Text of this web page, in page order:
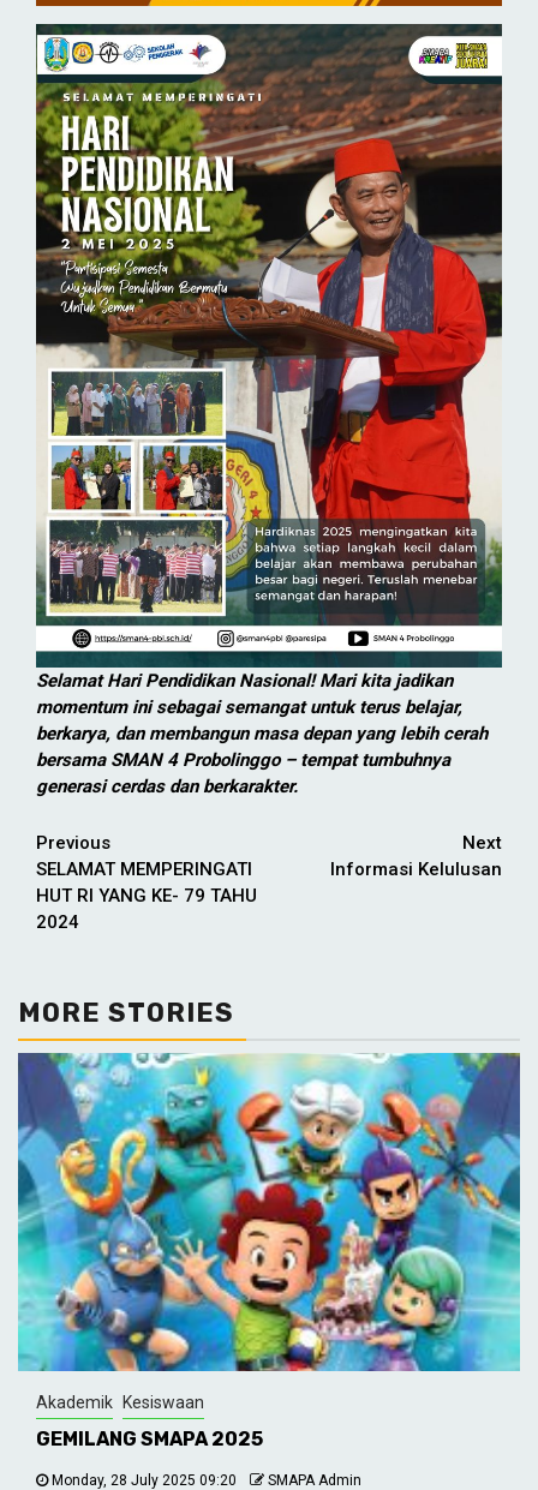
Selamat Hari Pendidikan Nasional! Mari kita jadikan
momentum ini sebagai semangat untuk terus belajar,
berkarya, dan membangun masa depan yang lebih cerah
bersama SMAN 4 Probolinggo – tempat tumbuhnya
generasi cerdas dan berkarakter.
Continue
Reading
Previous
SELAMAT MEMPERINGATI
HUT RI YANG KE- 79 TAHU
2024
Next
Informasi Kelulusan
MORE STORIES
Akademik Kesiswaan
GEMILANG SMAPA 2025
Monday, 28 July 2025 09:20 SMAPA Admin